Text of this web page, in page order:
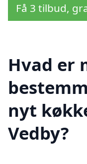
Få 3 tilbud,
Hvad er
nyt
Vedby?